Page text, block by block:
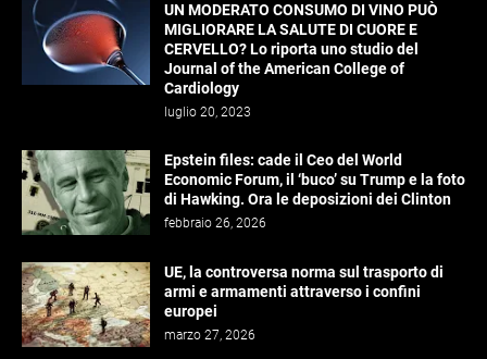
UN MODERATO CONSUMO DI VINO PUÒ
MIGLIORARE LA SALUTE DI CUORE E
CERVELLO? Lo riporta uno studio del
Journal of the American College of
Cardiology
luglio 20, 2023
Epstein files: cade il Ceo del World
Economic Forum, il ‘buco’ su Trump e la foto
di Hawking. Ora le deposizioni dei Clinton
febbraio 26, 2026
UE, la controversa norma sul trasporto di
armi e armamenti attraverso i confini
europei
marzo 27, 2026